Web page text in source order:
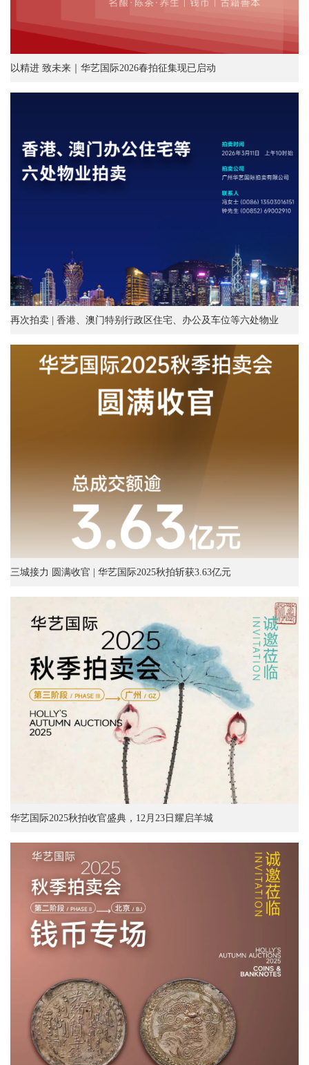
以精进 致未来｜华艺国际2026春拍征集现已启动
再次拍卖 | 香港、澳门特别行政区住宅、办公及车位等六处物业
三城接力 圆满收官 | 华艺国际2025秋拍斩获3.63亿元
华艺国际2025秋拍收官盛典，12月23日耀启羊城